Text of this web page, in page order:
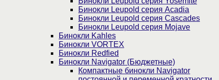
Бинокли Leupold серия Acadia
Бинокли Leupold серия Cascades
Бинокли Leupold серия Mojave
Бинокли Kahles
Бинокли VORTEX
Бинокли Redfied
Бинокли Navigator (Бюджетные)
Компактные бинокли Navigator